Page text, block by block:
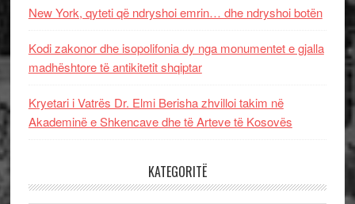
New York, qyteti që ndryshoi emrin… dhe ndryshoi botën
Kodi zakonor dhe isopolifonia dy nga monumentet e gjalla
madhështore të antikitetit shqiptar
Kryetari i Vatrës Dr. Elmi Berisha zhvilloi takim në
Akademinë e Shkencave dhe të Arteve të Kosovës
KATEGORITË